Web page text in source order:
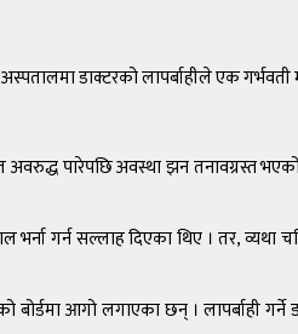
अस्पतालमा डाक्टरको लापर्बाहीले एक
पारेपछि अवस्था झन तनावग्रस्त
गर्न सल्लाह दिएका थिए । तर,
आगो लगाएका छन् । लापर्बाही गर्ने